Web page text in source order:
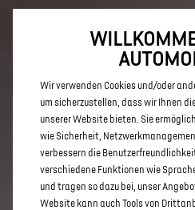
Hybride. Mehr
ENTDECKEN SIE
DS 3
Wir verwenden Cookies und/oder
um sicherzustellen, dass wir Ihnen
unserer Website bieten. Sie
wie Sicherheit,
verbessern die
verschiedene Funktionen wie
und tragen so dazu bei, unser
Website kann auch Tools von